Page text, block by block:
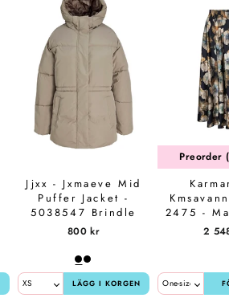
Jjxx - Jxmaeve Mid
Puffer Jacket -
5038547 Brindle
800 kr
LÄGG I KORGEN
Preorder
2475 -
2
rabattkod på 10%